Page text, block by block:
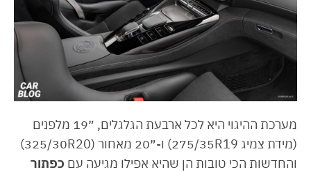
מערכת ההיגוי היא לכל ארבעת הגלגלים, ״19 מלפנים
(מידת צמיג 275/35R19) ו-״20 מאחור (325/30R20)
והחדשות הכי טובות הן שהיא אפילו מגיעה עם כפתור